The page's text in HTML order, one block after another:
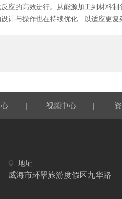
的高效进行。从能源加工到材料制
计与操作也在持续优化，以适应更复
| 视频中心 |
地址
威海市环翠旅游度假区九华路